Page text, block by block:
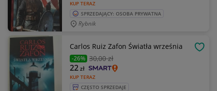
KUP TERAZ
SPRZEDAJĄCY: OSOBA PRYWATNA
Rybnik
Carlos Ruiz Zafon Światła września
-26% 30,00 zł
KUP TERAZ
22zł
CZĘSTO SPRZEDAJE